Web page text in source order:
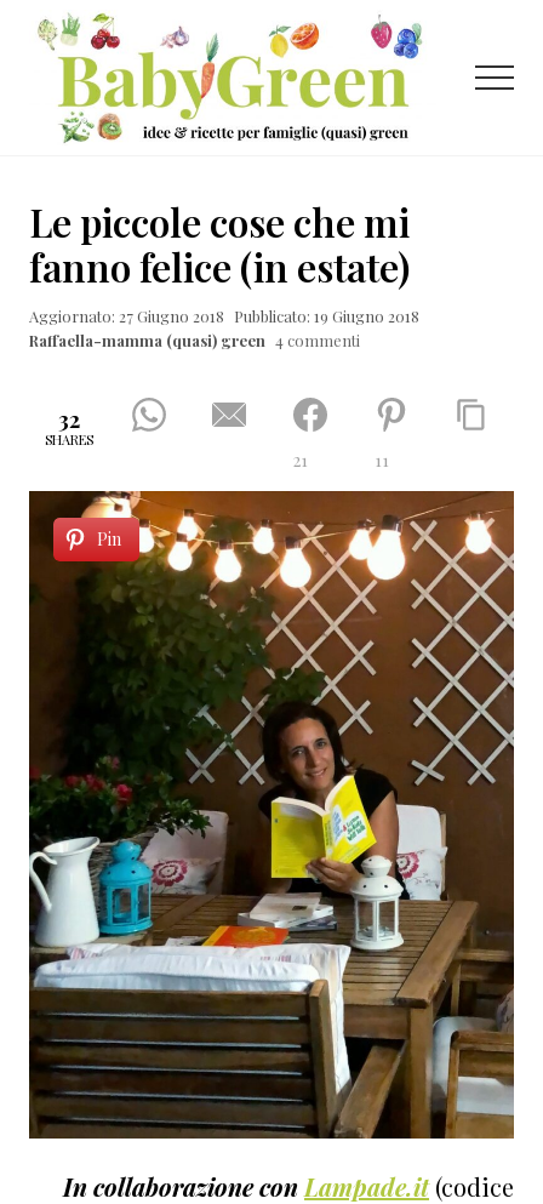
Menu
Passa
contenuto
principale
Passa
laterale
primaria
Passa
ricette
per
famiglie
Menu
Le piccole cose che mi
fanno felice (in estate)
Aggiornato: 27 Giugno 2018 Pubblicato: 19 Giugno 2018
Raffaella-mamma (quasi) green 4 commenti
32
SHARES
21 11
Pin
In collaborazione con Lampade.it (codice